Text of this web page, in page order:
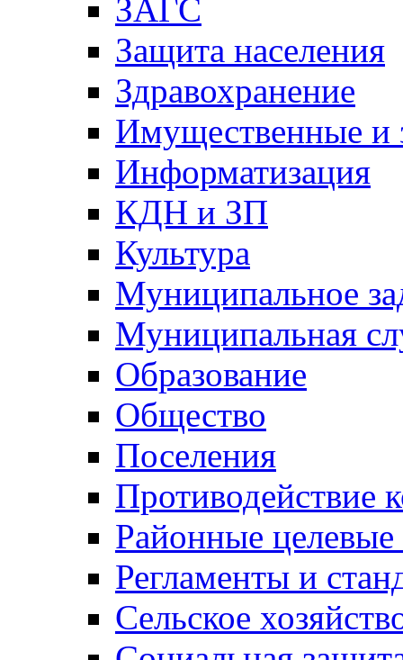
ЗАГС
Защита населения
Здравохранение
Имущественные и
Информатизация
КДН и ЗП
Культура
Муниципальное
Муниципальная
Образование
Общество
Поселения
Противодействие
Районные
Регламенты и
Сельское